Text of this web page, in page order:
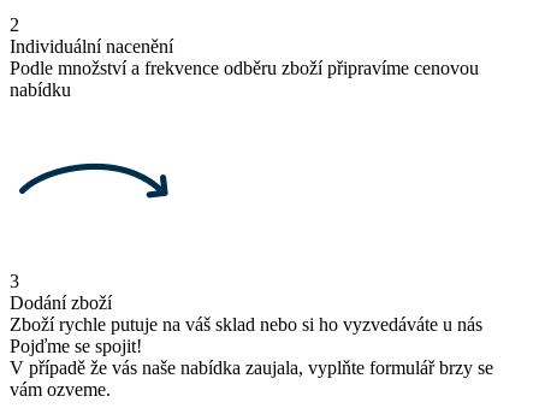
2
Individuální nacenění
Podle množství a frekvence odběru zboží připravíme cenovou
nabídku
3
Dodání zboží
Zboží rychle putuje na váš sklad nebo si ho vyzvedáváte u nás
Pojďme se spojit!
V případě že vás naše nabídka zaujala, vyplňte formulář brzy se
vám ozveme.